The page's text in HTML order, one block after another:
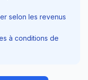
selon les revenus
à conditions de